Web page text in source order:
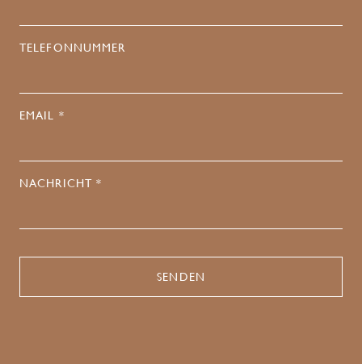
TELEFONNUMMER
EMAIL *
NACHRICHT *